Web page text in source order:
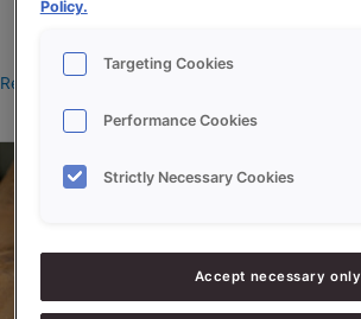
Read More »
Policy.
Targeting Cookies
Performance Cookies
Strictly Necessary Cookies
Accept necessary only